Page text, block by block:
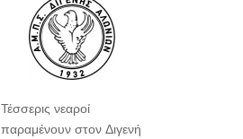
Τέσσερις νεαροί
παραμένουν στον Διγενή